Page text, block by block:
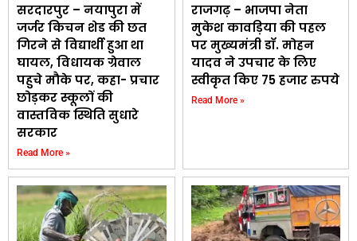
सरदारपुर – नयापुरा में
जर्जर किचन शेड की छत
गिरने से विद्यार्थी हुआ था
घायल, विधायक ग्रेवाल
पहुचे मौके पर, कहा- प्रचार
छोड़कर स्कूलों की
वास्तविक स्थिति सुधारे
सरकार
Read More »
राजगढ़ – भाजपा नेता
मुकेश कावड़िया की पहल
पर मुख्यमंत्री डॉ. मोहन
यादव ने उपचार के लिए
स्वीकृत किए 75 हजार रुपये
Read More »